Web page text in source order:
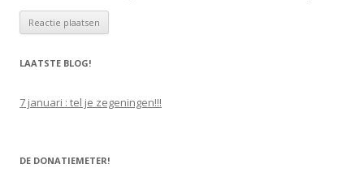
LAATSTE BLOG!
7 januari : tel je zegeningen!!!
DE DONATIEMETER!